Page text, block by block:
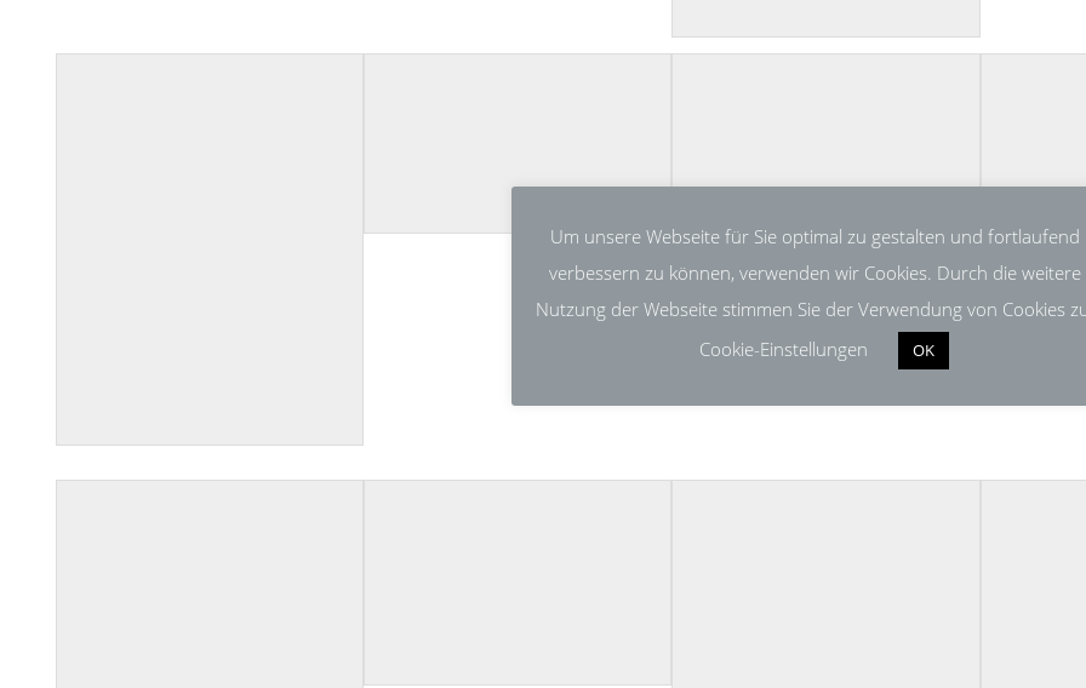
Um unsere Webseite für Sie optimal zu gestalten und fortlaufend
verbessern zu können, verwenden wir Cookies. Durch die weitere
Nutzung der Webseite stimmen Sie der Verwendung von Cookies
Cookie-Einstellungen
OK